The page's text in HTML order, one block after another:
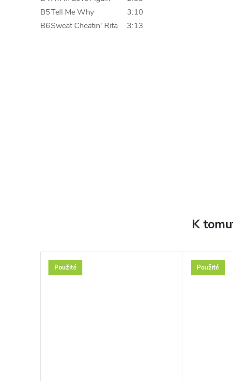
B5Tell Me Why
3:10
B6Sweat Cheatin' Rita 3:13
K
Použité Použité